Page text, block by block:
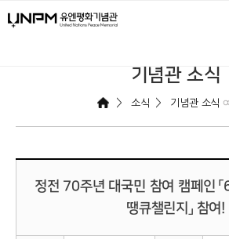
기념관 소식
> 소식 > 기념관 소식
정전 70주년 대국민 참여 캠페인
땡큐챌린지」 참여!